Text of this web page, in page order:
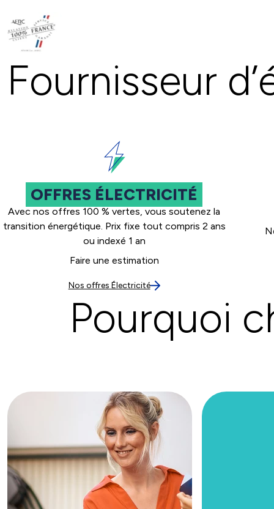
Fournisseur
OFFRES ÉLECTRICITÉ
Avec nos offres 100 % vertes, vous soutenez la
transition énergétique. Prix fixe tout compris 2 ans
ou indexé 1 an
Faire une estimation
Nos offres Électricité
Pourquoi